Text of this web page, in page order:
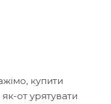
купити
от урятувати